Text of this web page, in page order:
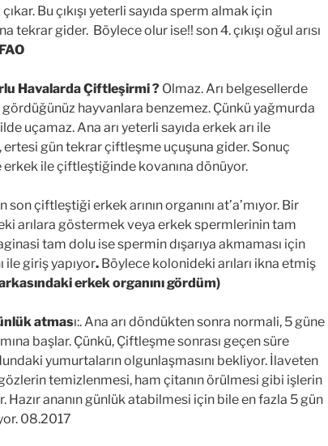
Bu çıkışı yeterli sayıda sperm almak için
tekrar gider. Böylece olur ise!! son 4. çıkışı oğul arısı
Havalarda Çiftleşirmi ? Olmaz. Arı belgesellerde
gördüğünüz hayvanlara benzemez. Çünkü yağmurda
uçamaz. Ana arı yeterli sayıda erkek arı ile
gün tekrar çiftleşme uçuşuna gider. Sonuç
ile çiftleştiğinde kovanına dönüyor.
son çiftleştiği erkek arının organını at’a’mıyor. Bir
arılara göstermek veya erkek spermlerinin tam
tam dolu ise spermin dışarıya akmaması için
ile giriş yapıyor. Böylece kolonideki arıları ikna etmiş
erkek organını gördüm)
atması:. Ana arı döndükten sonra normali, 5 güne
başlar. Çünkü, Çiftleşme sonrası geçen süre
yumurtaların olgunlaşmasını bekliyor. İlaveten
temizlenmesi, ham çitanın örülmesi gibi işlerin
Hazır ananın günlük atabilmesi için bile en fazla 5 gün
08.2017